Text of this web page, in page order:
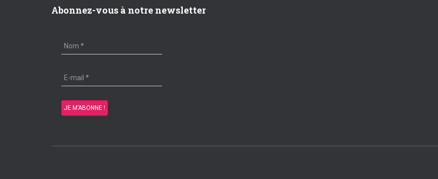
Abonnez-vous à notre newsletter